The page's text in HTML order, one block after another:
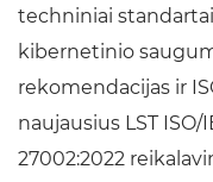
techniniai
kibernetinio
rekomendacijas ir
naujausius LST ISO/
27002:2022